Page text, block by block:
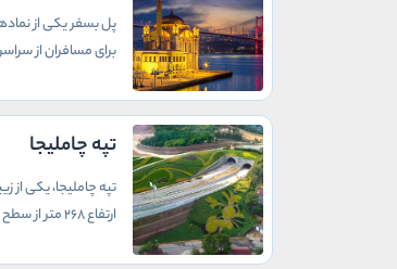
پل بسفر یکی از
برای مسافران از
تپه چاملیجا
تپه چاملیجا، یکی
ارتفاع 268 متر از سطح دریا، امکان دیدن پانورامای بی‌نظیری از شهر استانبول و تنگه بسفر را فراهم می‌کند.